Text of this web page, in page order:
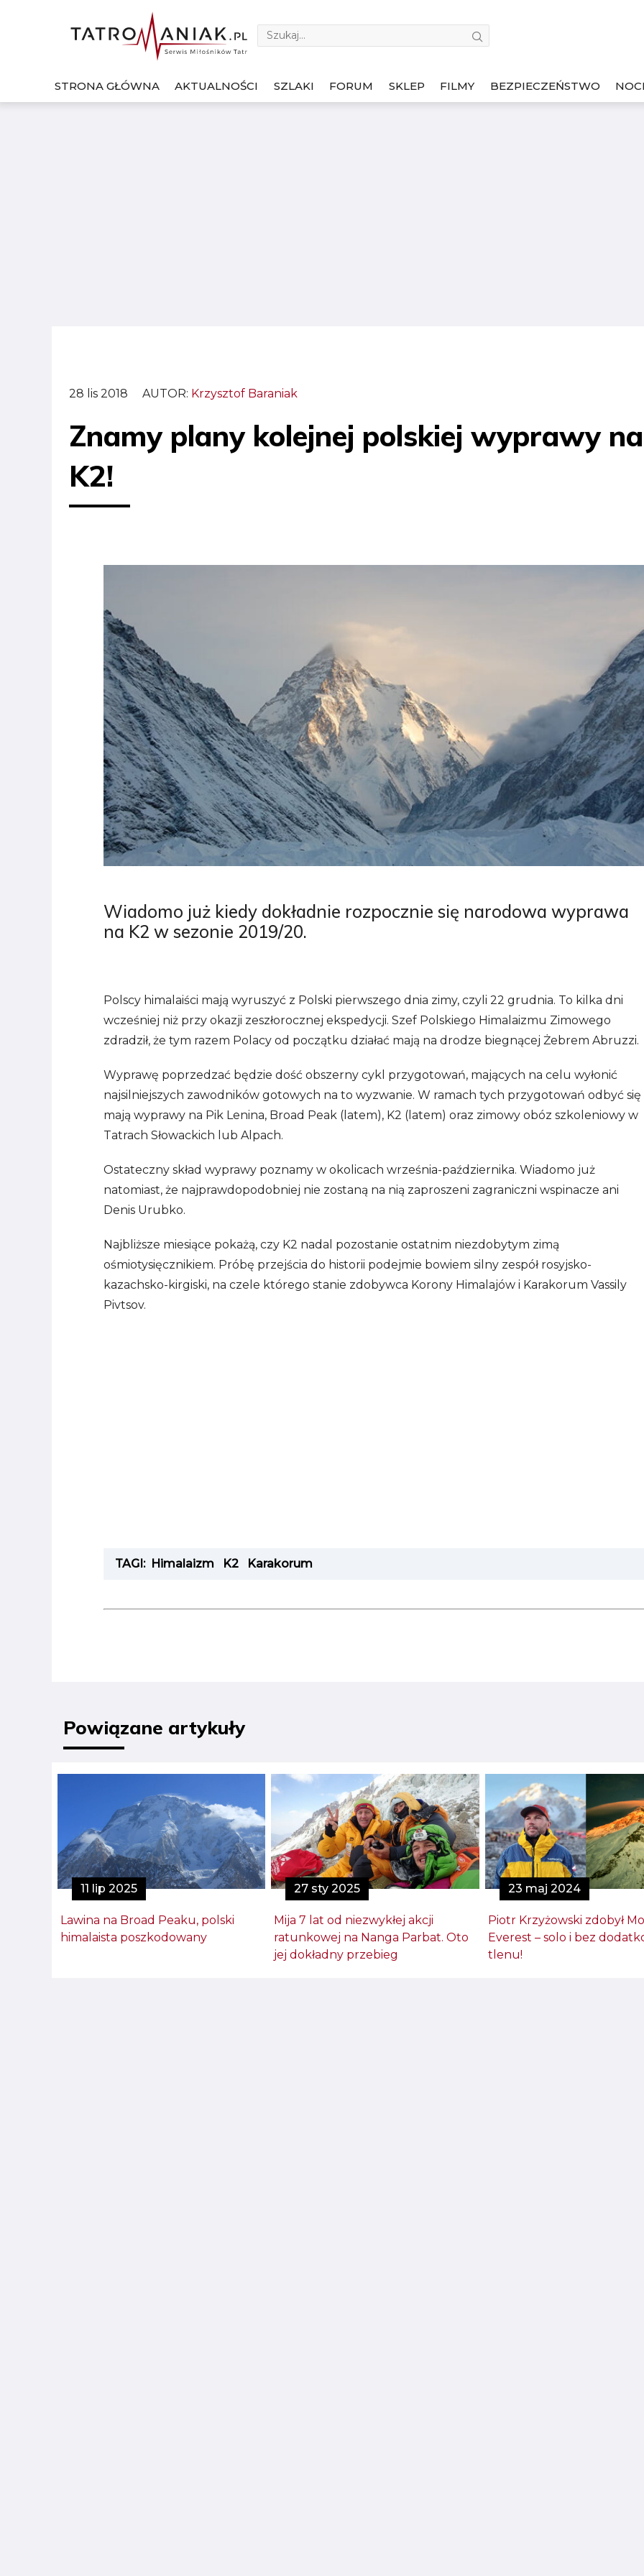
STRONA GŁÓWNA AKTUALNOŚCI SZLAKI FORUM SKLEP FILMY BEZPIECZEŃSTWO
28 lis 2018 AUTOR: Krzysztof Baraniak
Znamy plany kolejnej polskiej wyprawy na
K2!
Wiadomo już kiedy dokładnie rozpocznie się narodowa wyprawa
na K2 w sezonie 2019/20.
Polscy himalaiści mają wyruszyć z Polski pierwszego dnia zimy, czyli 22 grudnia. To kilka dni
wcześniej niż przy okazji zeszłorocznej ekspedycji. Szef Polskiego Himalaizmu Zimowego
zdradził, że tym razem Polacy od początku działać mają na drodze biegnącej Żebrem Abruzzi.
Wyprawę poprzedzać będzie dość obszerny cykl przygotowań, mających na celu wyłonić
najsilniejszych zawodników gotowych na to wyzwanie. W ramach tych przygotowań odbyć się
mają wyprawy na Pik Lenina, Broad Peak (latem), K2 (latem) oraz zimowy obóz szkoleniowy w
Tatrach Słowackich lub Alpach.
Ostateczny skład wyprawy poznamy w okolicach września-października. Wiadomo już
natomiast, że najprawdopodobniej nie zostaną na nią zaproszeni zagraniczni wspinacze ani
Denis Urubko.
Najbliższe miesiące pokażą, czy K2 nadal pozostanie ostatnim niezdobytym zimą
ośmiotysięcznikiem. Próbę przejścia do historii podejmie bowiem silny zespół rosyjsko-
kazachsko-kirgiski, na czele którego stanie zdobywca Korony Himalajów i Karakorum Vassily
Pivtsov.
TAGI: Himalaizm K2 Karakorum
Powiązane artykuły
11 lip 2025
Lawina na Broad Peaku, polski
himalaista poszkodowany
27 sty 2025
Mija 7 lat od niezwykłej akcji
ratunkowej na Nanga Parbat. Oto
jej dokładny przebieg
23 maj 2024
Piotr Krzyżowski zdobył
Everest – solo i bez
tlenu!